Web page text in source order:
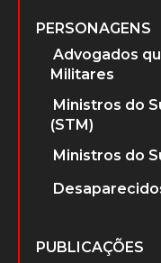
PERSONAGENS
Advogados
Militares
Ministros do
(STM)
Ministros do
PUBLICAÇÕES